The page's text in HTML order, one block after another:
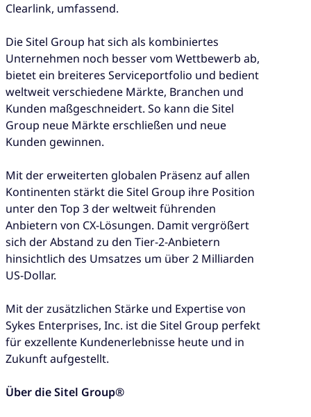
Clearlink, umfassend.
Die Sitel Group hat sich als kombiniertes
Unternehmen noch besser vom Wettbewerb ab,
bietet ein breiteres Serviceportfolio und bedient
weltweit verschiedene Märkte, Branchen und
Kunden maßgeschneidert. So kann die Sitel
Group neue Märkte erschließen und neue
Kunden gewinnen.
Mit der erweiterten globalen Präsenz auf allen
Kontinenten stärkt die Sitel Group ihre Position
unter den Top 3 der weltweit führenden
Anbietern von CX-Lösungen. Damit vergrößert
sich der Abstand zu den Tier-2-Anbietern
hinsichtlich des Umsatzes um über 2 Milliarden
US-Dollar.
Mit der zusätzlichen Stärke und Expertise von
Sykes Enterprises, Inc. ist die Sitel Group perfekt
für exzellente Kundenerlebnisse heute und in
Zukunft aufgestellt.
Über die Sitel Group®